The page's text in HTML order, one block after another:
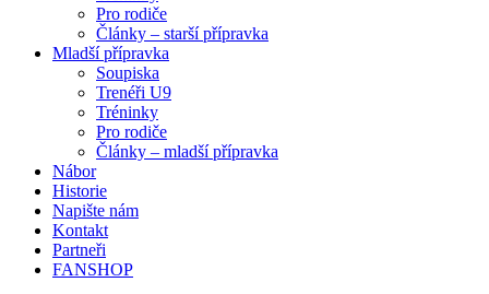
Pro rodiče
Články – starší přípravka
Mladší přípravka
Soupiska
Trenéři U9
Tréninky
Pro rodiče
Články – mladší přípravka
Nábor
Historie
Napište nám
Kontakt
Partneři
FANSHOP